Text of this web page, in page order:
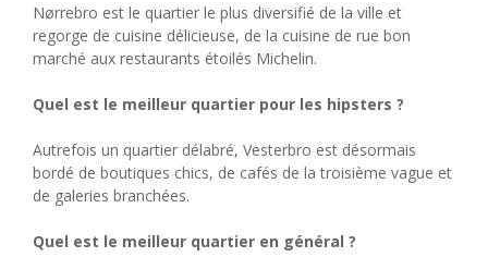
Nørrebro est le quartier le plus diversifié de la ville et
regorge de cuisine délicieuse, de la cuisine de rue bon
marché aux restaurants étoilés Michelin.
Quel est le meilleur quartier pour les hipsters ?
Autrefois un quartier délabré, Vesterbro est désormais
bordé de boutiques chics, de cafés de la troisième vague et
de galeries branchées.
Quel est le meilleur quartier en général ?